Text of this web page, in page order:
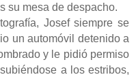
su mesa de despacho.
Josef siempre se
un automóvil detenido a
y le pidió permiso
a los estribos,